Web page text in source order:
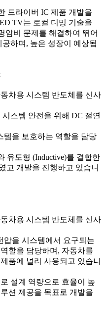
드라이버 IC 제품 개발을
TV는 로컬 디밍 기술을
암비 문제를 해결하여 뛰어
하며, 높은 성장이 예상됩
차용 시스템 반도체를 신사
스템 안전을 위해 DC 절연
템을 보호하는 역할을 담당
유도형 (Inductive)를 결합한
고 개발을 진행하고 있습니
차용 시스템 반도체를 신사
압을 시스템에서 요구되는
할을 담당하며, 자동차를
품에 널리 사용되고 있습니
설계 역량으로 효율이 높
션 제공을 목표로 개발을